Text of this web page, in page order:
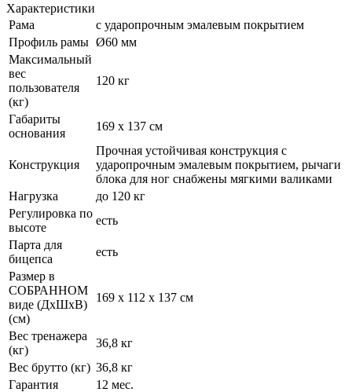
Характеристики
Рама
с ударопрочным эмалевым покрытием
Профиль рамы Ø60 мм
Максимальный
вес
пользователя
(кг)
120 кг
Габариты
основания
169 х 137 см
Конструкция
Прочная устойчивая конструкция с
ударопрочным эмалевым покрытием, рычаги
блока для ног снабжены мягкими валиками
Нагрузка
до 120 кг
Регулировка по
высоте
есть
Парта для
бицепса
есть
Размер в
СОБРАННОМ
виде (ДхШхВ)
(см)
169 х 112 х 137 см
Вес тренажера
(кг)
36,8 кг
Вес брутто (кг) 36,8 кг
Гарантия
12 мес.